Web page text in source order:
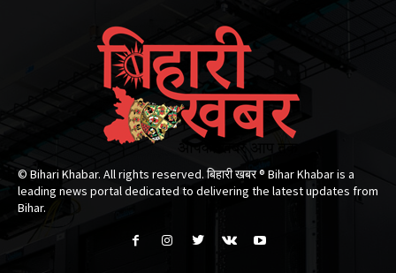
© Bihari Khabar. All rights reserved. बिहारी खबर ®​ Bihar Khabar is a
leading news portal dedicated to delivering the latest updates from
Bihar.